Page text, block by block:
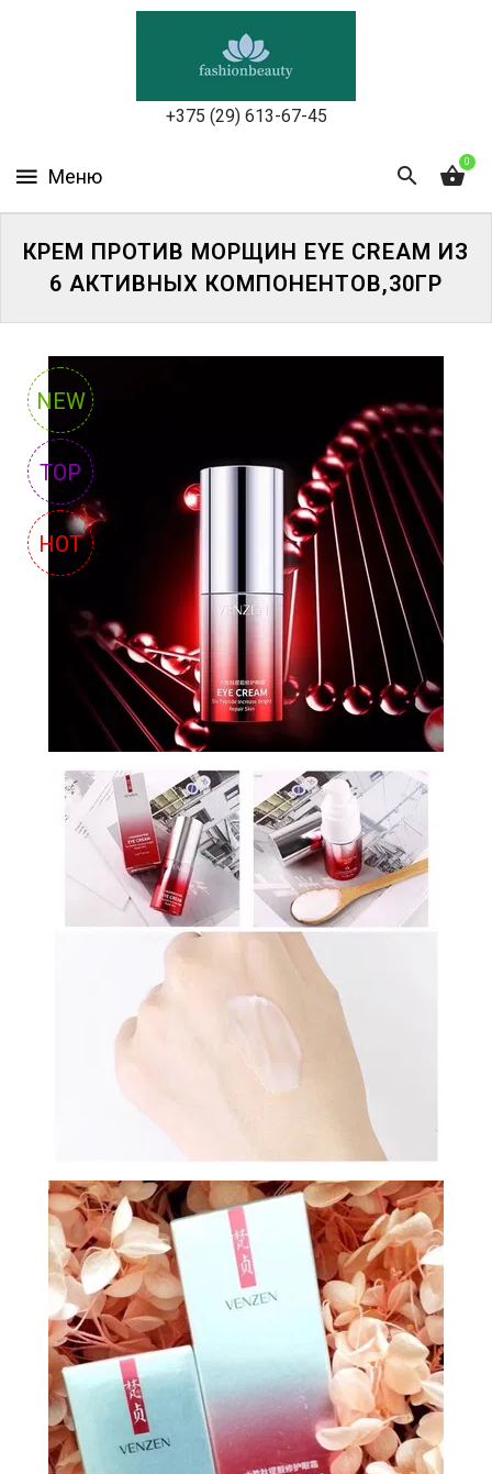
+375 (29) 613-67-45
0
УХОД
ТЕЛОМ
БЬЮТИ-
БОКСЫ
АКСЕССУАРЫ
СУМКИ
И
РЮКЗАКИ
ТОВАРЫ
СКИДКИ
ДОСТАВКА
ОПЛАТА
ГАРАНТИЯ.
ЗАБЫЛИ
ПАРОЛЬ?
КРЕМ ПРОТИВ МОРЩИН EYE CREAM ИЗ
6 АКТИВНЫХ КОМПОНЕНТОВ,30ГР
NEW
TOP
HOT